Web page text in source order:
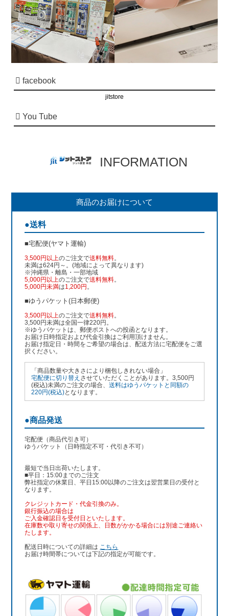
facebook
jitstore
You Tube
INFORMATION
商品のお届けについて
●送料
■宅配便(ヤマト運輸)
3,500円以上のご注文で送料無料。
未満は624円～。(地域によって異なります)
※沖縄県・離島・一部地域
5,000円以上のご注文で送料無料。
5,000円未満は1,200円 。
■ゆうパケット(日本郵便)
3,500円以上のご注文で送料無料。
3,500円未満は全国一律220円。
※ゆうパケットは、郵便ポストへの投函となります。
お届け日時指定および代金引換はご利用頂けません。
お届け指定日・時間をご希望の場合は、配送方法に宅配便をご選
択ください。
「商品数量や大きさにより梱包しきれない場合」
宅配便に切り替え させていただくことがあります。3,500円
(税込)未満のご注文の場合、送料はゆうパケットと同額の
220円(税込)となります。
●商品発送
宅配便（商品代引き可）
ゆうパケット（日時指定不可・代引き不可）
最短で当日出荷いたします。
■平日：15:00までのご注文
弊社指定の休業日、平日15:00以降のご注文は翌営業日の受付と
なります。
クレジットカード・代金引換のみ。
銀行振込の場合は
ご入金確認日を受付日といたします。
在庫数や取り寄せの関係上、日数がかかる場合には別途ご連絡い
たします。
配送日時についての詳細は こちら
お届け時間帯については下記の指定が可能です。